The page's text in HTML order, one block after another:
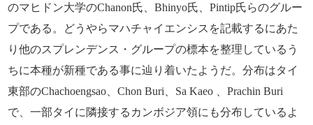
のマヒドン大学のChanon氏、Bhinyo氏、Pintip氏らのグルー
プである。どうやらマハチャイエンシスを記載するにあた
り他のスプレンデンス・グループの標本を整理しているう
ちに本種が新種である事に辿り着いたようだ。分布はタイ
東部のChachoengsao、Chon Buri、Sa Kaeo 、Prachin Buri
で、一部タイに隣接するカンボジア領にも分布しているよ